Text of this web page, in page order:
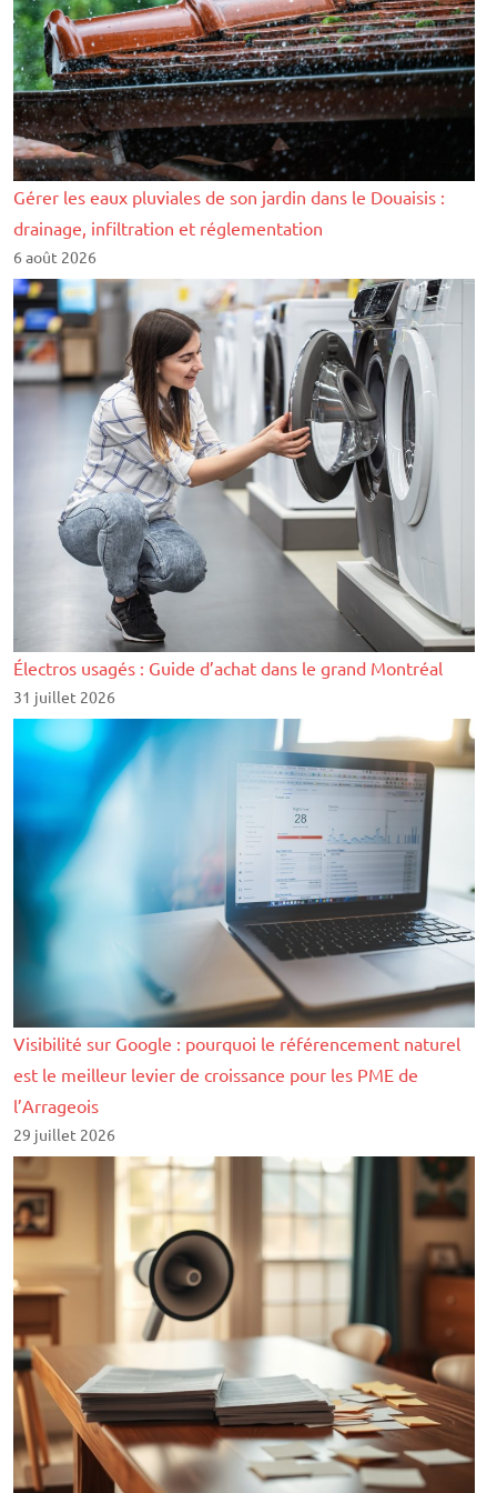
Gérer les eaux pluviales de son jardin dans le Douaisis :
drainage, infiltration et réglementation
6 août 2026
Électros usagés : Guide d’achat dans le grand Montréal
31 juillet 2026
Visibilité sur Google : pourquoi le référencement naturel
est le meilleur levier de croissance pour les PME de
l’Arrageois
29 juillet 2026